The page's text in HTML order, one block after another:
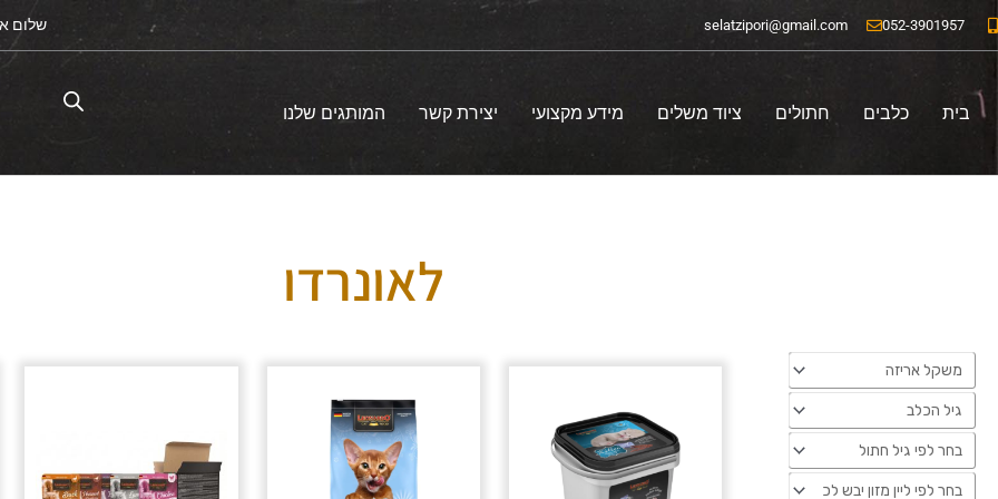
לתוכן
052-3901957
selatzipori@gmail.com שלום
בית כלבים חתולים ציוד משלים מידע מקצועי יצירת קשר המותגים שלנו
לאונרדו